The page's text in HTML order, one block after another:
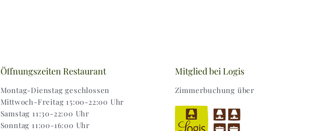
Öffnungszeiten Restaurant
Montag-Dienstag geschlossen
Mittwoch-Freitag 15:00-22:00 Uhr
Samstag 11:30-22:00 Uhr
Sonntag 11:00-16:00 Uhr
Mitglied bei Logis
Zimmerbuchung über